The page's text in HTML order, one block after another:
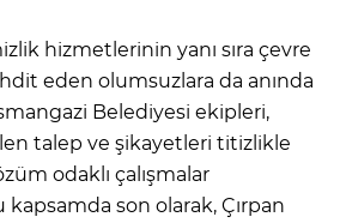
hizmetlerinin yanı sıra çevre
eden olumsuzlara da anında
Belediyesi ekipleri,
talep ve şikayetleri titizlikle
odaklı çalışmalar
son olarak, Çırpan